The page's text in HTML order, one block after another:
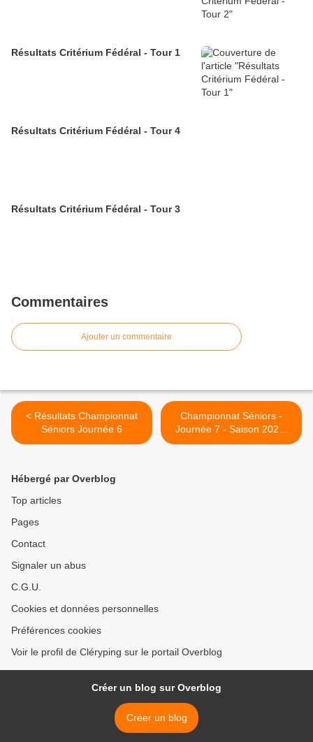
Résultats Critérium Fédéral - Tour 1
Résultats Critérium Fédéral - Tour 4
Résultats Critérium Fédéral - Tour 3
Commentaires
Ajouter un commentaire
< Résultats Championnat
Séniors Journée 6
Championnat Séniors -
Journée 7 - Saison 2023-
2024 >
Hébergé par Overblog
Top articles
Pages
Contact
Signaler un abus
C.G.U.
Cookies et données personnelles
Préférences cookies
Voir le profil de Cléryping sur le portail Overblog
Créer un blog sur Overblog
Créer un blog